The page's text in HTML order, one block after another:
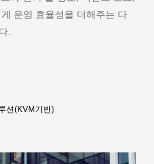
운영 효율성을 더해주는 다
.
션(KVM기반)